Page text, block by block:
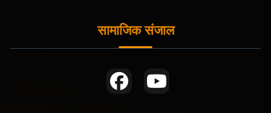
सामाजिक संजाल